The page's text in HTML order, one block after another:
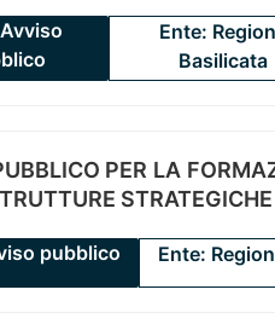
Ente:
Basilicata
PER LA
STRATEGICHE
pubblico Ente: